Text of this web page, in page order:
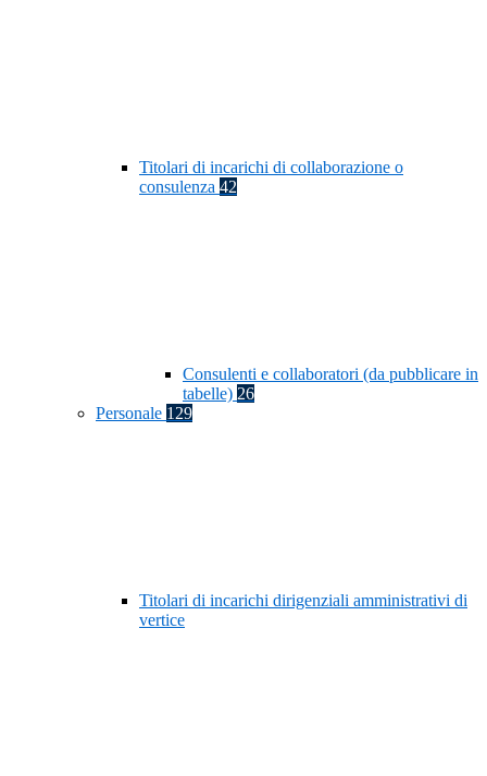
Titolari di incarichi di collaborazione o
consulenza 42
Consulenti e collaboratori (da pubblicare in
tabelle) 26
Personale 129
Titolari di incarichi dirigenziali amministrativi di
vertice